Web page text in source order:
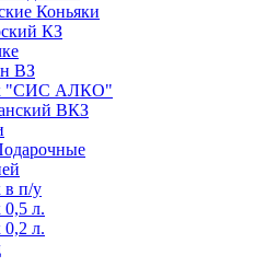
Коньяки
КЗ
ВЗ
"СИС АЛКО"
ВКЗ
в п/у
0,5 л.
0,2 л.